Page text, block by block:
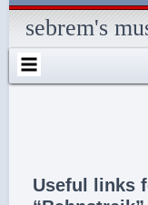
sebrem's
Useful links